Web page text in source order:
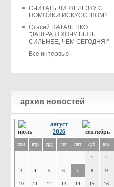
СЧИТАТЬ ЛИ ЖЕЛЕЗКУ С
ПОМОЙКИ ИСКУССТВОМ?
Стасий НАТАЛЕНКО:
"ЗАВТРА Я ХОЧУ БЫТЬ
СИЛЬНЕЕ, ЧЕМ СЕГОДНЯ!"
Все интервью
архив новостей
август
2026
пон втр срд чет пят суб вск
1 2
3 4 5 6 7 8 9
10 11 12 13 14 15 16